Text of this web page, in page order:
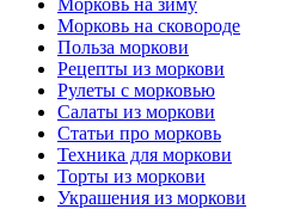
Морковь на зиму
Морковь на сковороде
Польза моркови
Рецепты из моркови
Рулеты с морковью
Салаты из моркови
Статьи про морковь
Техника для моркови
Торты из моркови
Украшения из моркови